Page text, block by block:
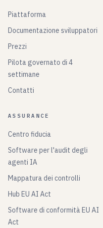
Piattaforma
Documentazione sviluppatori
Prezzi
Pilota governato di 4
settimane
Contatti
ASSURANCE
Centro fiducia
Software per l'audit degli
agenti IA
Mappatura dei controlli
Hub EU AI Act
Software di conformità EU AI
Act